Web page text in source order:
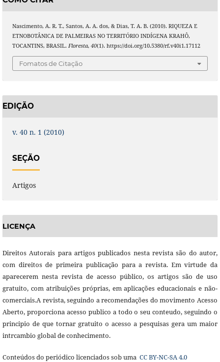
Nascimento, A. R. T., Santos, A. A. dos, & Dias, T. A. B. (2010). RIQUEZA E
ETNOBOTÂNICA DE PALMEIRAS NO TERRITÓRIO INDÍGENA KRAHÔ,
TOCANTINS, BRASIL. Floresta, 40(1). https://doi.org/10.5380/rf.v40i1.17112
Fomatos de Citação
EDIÇÃO
v. 40 n. 1 (2010)
SEÇÃO
Artigos
LICENÇA
Direitos Autorais para artigos publicados nesta revista são do autor,
com direitos de primeira publicação para a revista. Em virtude da
aparecerem nesta revista de acesso público, os artigos são de uso
gratuito, com atribuições próprias, em aplicações educacionais e não-
comerciais.A revista, seguindo a recomendações do movimento Acesso
Aberto, proporciona acesso publico a todo o seu conteudo, seguindo o
principio de que tornar gratuito o acesso a pesquisas gera um maior
intrcambio global de conhecimento.
Conteúdos do periódico licenciados sob uma CC BY-NC-SA 4.0